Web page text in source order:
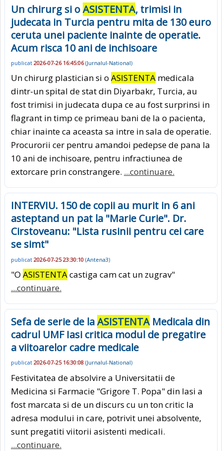
Un chirurg si oASISTENTA, trimisi in
judecata in Turcia pentru mita de 130 euro
ceruta unei paciente inainte de operatie.
Acum risca 10 ani de inchisoare
publicat 2026-07-26 16:45:06(Jurnalul-National)
Un chirurg plastician si o ASISTENTA medicala
dintr-un spital de stat din Diyarbakr, Turcia, au
fost trimisi in judecata dupa ce au fost surprinsi in
flagrant in timp ce primeau bani de la o pacienta,
chiar inainte ca aceasta sa intre in sala de operatie.
Procurorii cer pentru amandoi pedepse de pana la
10 ani de inchisoare, pentru infractiunea de
extorcare prin constrangere. ...continuare.
INTERVIU. 150 de copii au murit in 6 ani
asteptand un pat la "Marie Curie". Dr.
Cirstoveanu: "Lista rusinii pentru cei care
se simt"
publicat 2026-07-25 23:30:10 (Antena3)
"O ASISTENTAcastiga cam cat un zugrav"
...continuare.
Sefa de serie de laASISTENTAMedicala din
cadrul UMF Iasi critica modul de pregatire
a viitoarelor cadre medicale
publicat 2026-07-25 16:30:08 (Jurnalul-National)
Festivitatea de absolvire a Universitatii de
Medicina si Farmacie "Grigore T. Popa" din Iasi a
fost marcata si de un discurs cu un ton critic la
adresa modului in care, potrivit unei absolvente,
sunt pregatiti viitorii asistenti medicali.
...continuare.